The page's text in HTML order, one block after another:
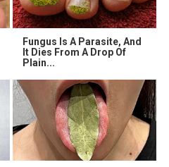
Fungus Is A Parasite, And
It Dies From A Drop Of
Plain...